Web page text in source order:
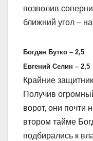
позволив
ближний угол –
Богдан Бутко – 2,5
Евгений Селин – 2,5
Крайние
Получив
ворот, они почти
втором тайме
подбирались к